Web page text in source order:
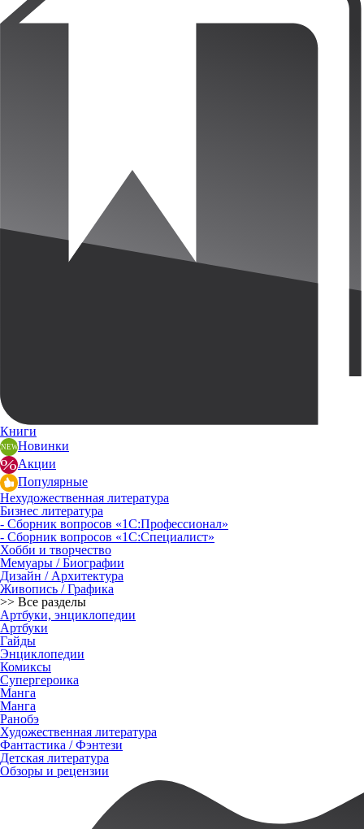
Книги
Новинки
Акции
Популярные
Нехудожественная литература
Бизнес литература
- Сборник вопросов «1С:Профессионал»
- Сборник вопросов «1С:Специалист»
Хобби и творчество
Мемуары / Биографии
Дизайн / Архитектура
Живопись / Графика
>> Все разделы
Артбуки, энциклопедии
Артбуки
Гайды
Энциклопедии
Комиксы
Супергероика
Манга
Манга
Ранобэ
Художественная литература
Фантастика / Фэнтези
Детская литература
Обзоры и рецензии